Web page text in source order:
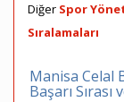
Diğer Spor
Sıralamaları
Manisa Celal
Başarı